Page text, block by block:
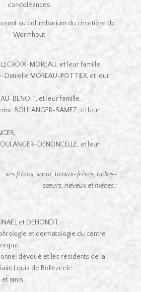
condoléances.
au columbarium du cimetière de
Wormhout.
MOREAU, et leur famille,
Danielle MOREAU-POTTIER, et leur
BENOIT, et leur famille,
BOULANGER-SAMEZ, et leur
DENONCELLE, et leur
ses frères, sœur, beaux-frères, belles-
sœurs, neveux et nièces ;
et DEHONDT,
et dermatologie du centre
dévoué et les résidents de la
Louis de Bollezeele.
et amis.